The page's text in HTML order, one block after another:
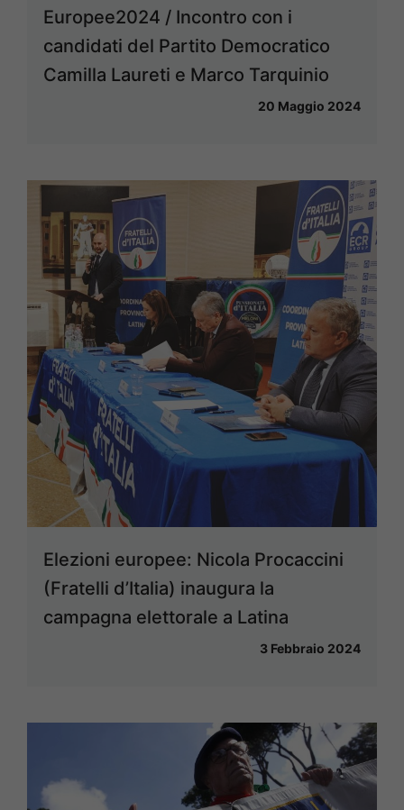
Europee2024 / Incontro con i
candidati del Partito Democratico
Camilla Laureti e Marco Tarquinio
20 Maggio 2024
Elezioni europee: Nicola Procaccini
(Fratelli d’Italia) inaugura la
campagna elettorale a Latina
3 Febbraio 2024